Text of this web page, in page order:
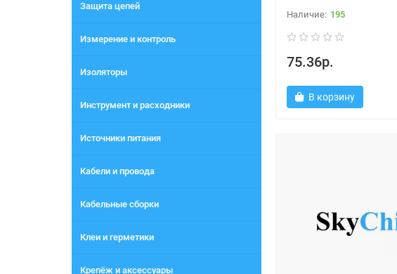
Защита цепей
Измерение и контроль
Изоляторы
Инструмент и расходники
Источники питания
Кабели и провода
Кабельные сборки
Клеи и герметики
Крепёж и аксессуары
195
75.36р.
В корзину